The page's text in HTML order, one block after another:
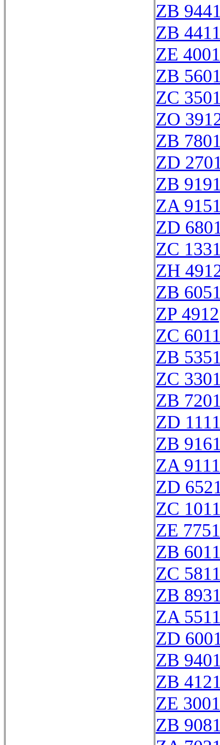
ZB
ZB
ZE
ZB
ZC
ZO
ZB
ZD
ZB
ZA
ZD
ZC
ZH
ZB
ZP 4912
ZC
ZB
ZC
ZB
ZD
ZB
ZA
ZD
ZC
ZE
ZB
ZC
ZB
ZA
ZD
ZB
ZB
ZE
ZB